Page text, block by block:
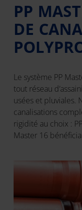
PP
DE
Le système PP
tout réseau
usées et pluviales.
canalisations
rigidité au choix :
Master 16